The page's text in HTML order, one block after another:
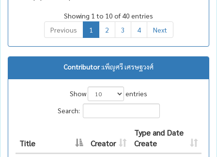
Showing 1 to 10 of 40 entries
Previous
1 2 3 4 Next
Contributor :เพ็ญศรี เศรษฐวงศ์
Show
entries
Search:
Title Creator
Type and Date
Create